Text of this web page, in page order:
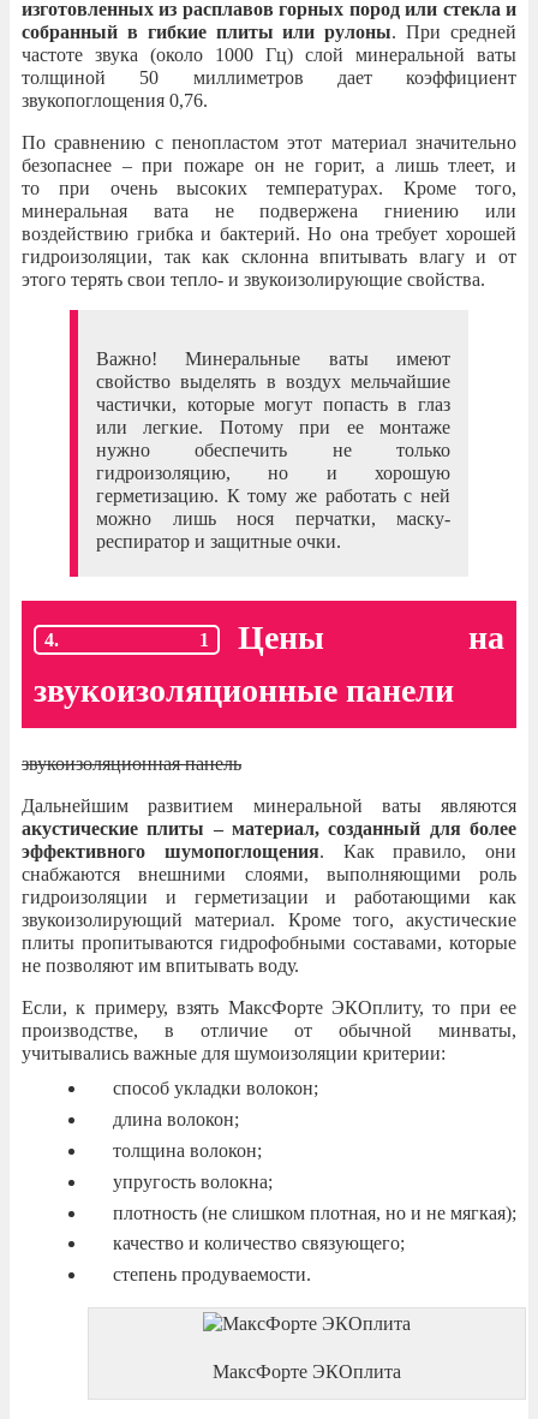
изготовленных из расплавов горных пород или стекла и
собранный в гибкие плиты или рулоны. При средней
частоте звука (около 1000 Гц) слой минеральной ваты
толщиной 50 миллиметров дает коэффициент
звукопоглощения 0,76.
По сравнению с пенопластом этот материал значительно
безопаснее – при пожаре он не горит, а лишь тлеет, и
то при очень высоких температурах. Кроме того,
минеральная вата не подвержена гниению или
воздействию грибка и бактерий. Но она требует хорошей
гидроизоляции, так как склонна впитывать влагу и от
этого терять свои тепло- и звукоизолирующие свойства.
Важно! Минеральные ваты имеют
свойство выделять в воздух мельчайшие
частички, которые могут попасть в глаз
или легкие. Потому при ее монтаже
нужно обеспечить не только
гидроизоляцию, но и хорошую
герметизацию. К тому же работать с ней
можно лишь нося перчатки, маску-
респиратор и защитные очки.
Цены на
звукоизоляционные панели
звукоизоляционная панель
Дальнейшим развитием минеральной ваты являются
акустические плиты – материал, созданный для более
эффективного шумопоглощения. Как правило, они
снабжаются внешними слоями, выполняющими роль
гидроизоляции и герметизации и работающими как
звукоизолирующий материал. Кроме того, акустические
плиты пропитываются гидрофобными составами, которые
не позволяют им впитывать воду.
Если, к примеру, взять МаксФорте ЭКОплиту, то при ее
производстве, в отличие от обычной минваты,
учитывались важные для шумоизоляции критерии:
способ укладки волокон;
длина волокон;
толщина волокон;
упругость волокна;
плотность (не слишком плотная, но и не мягкая);
качество и количество связующего;
степень продуваемости.
МаксФорте ЭКОплита